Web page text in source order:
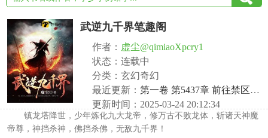
武逆九千界笔趣阁
作者： 虚尘@qimiaoXpcry1
状态：连载中
分类：玄幻奇幻
最近更新： 第一卷 第5437章 前往禁区，战功十亿任务
更新时间：2025-03-24 20:12:34
镇龙塔降世，少年炼化九大龙帝，修万古不败龙体，斩诸天神魔
帝尊，神挡杀神，佛挡杀佛，无敌九千界！